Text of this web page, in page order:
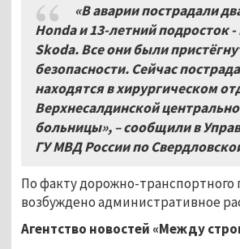
«В аварии пострадали
Honda и 13-летний подросток
Skoda. Все они были
безопасности. Сейчас
находятся в хирургическом
Верхнесалдинской
больницы», – сообщили в
ГУ МВД России по
По факту дорожно-
возбуждено административное
Агентство новостей «Между